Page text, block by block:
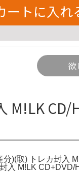
ートに入れ
欲
M!LK CD/
)(取) トレカ封入
M!LK CD+DVD/